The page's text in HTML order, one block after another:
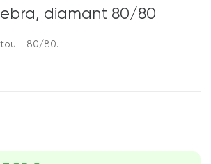
diamant 80/80
- 80/80.